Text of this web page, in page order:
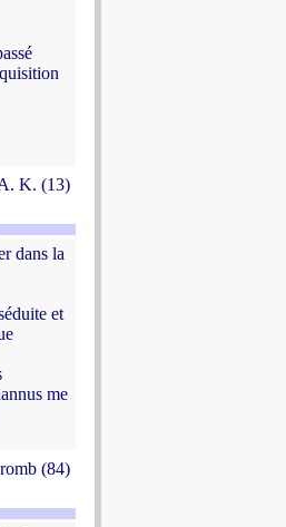
K. (13)
dans la
et
me
(84)